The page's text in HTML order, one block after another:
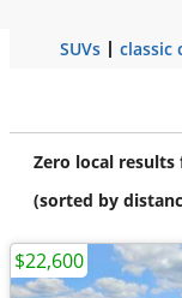
SUVs classic
Zero local
(sorted by
$22,600